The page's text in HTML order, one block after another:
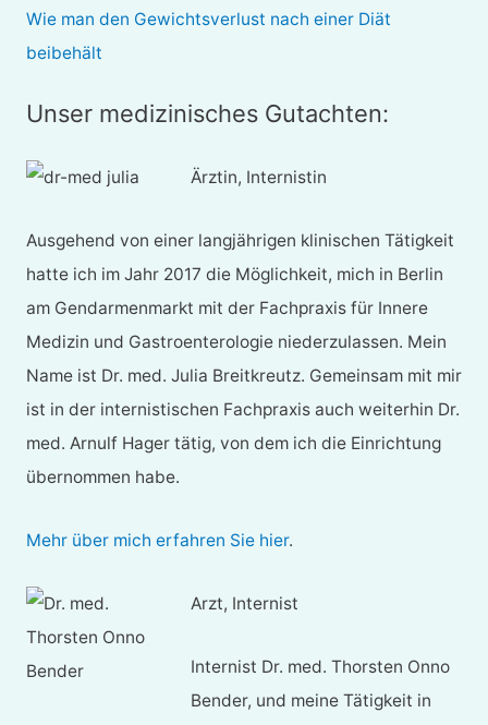
Wie man den Gewichtsverlust nach einer Diät
beibehält
Unser medizinisches Gutachten:
Ärztin, Internistin
Ausgehend von einer langjährigen klinischen Tätigkeit
hatte ich im Jahr 2017 die Möglichkeit, mich in Berlin
am Gendarmenmarkt mit der Fachpraxis für Innere
Medizin und Gastroenterologie niederzulassen. Mein
Name ist Dr. med. Julia Breitkreutz. Gemeinsam mit mir
ist in der internistischen Fachpraxis auch weiterhin Dr.
med. Arnulf Hager tätig, von dem ich die Einrichtung
übernommen habe.
Mehr über mich erfahren Sie hier.
Arzt, Internist
Internist Dr. med. Thorsten Onno
Bender, und meine Tätigkeit in